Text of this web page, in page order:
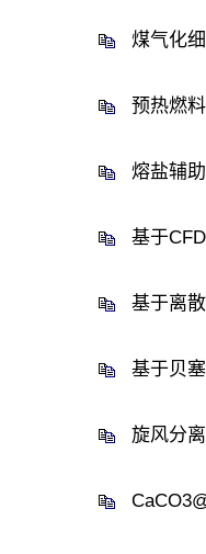
煤气化
预热燃
熔盐辅
基于
基于离
基于贝
旋风分